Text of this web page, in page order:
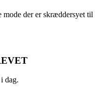
der er skræddersyet til
dag.